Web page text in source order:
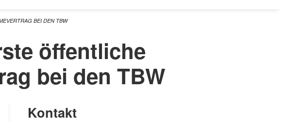
BEI DEN TBW
öffentliche
bei den TBW
Kontakt